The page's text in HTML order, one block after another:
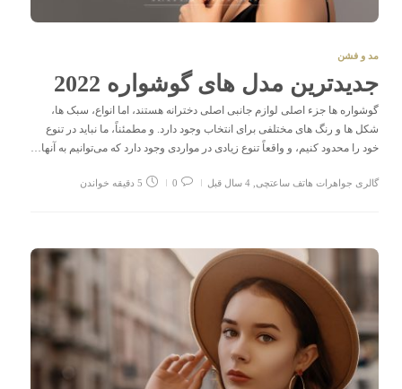
مد و فشن
جدیدترین مدل های گوشواره 2022
گوشواره ها جزء اصلی لوازم جانبی اصلی دخترانه هستند، اما انواع، سبک ها،
شکل ها و رنگ های مختلفی برای انتخاب وجود دارد. و مطمئناً، ما نباید در تنوع
خود را محدود کنیم، و واقعاً تنوع زیادی در مواردی وجود دارد که می‌توانیم به آنها…
گالری جواهرات هاتف ساعتچی 4 سال قبل 0 5 دقیقه خواندن